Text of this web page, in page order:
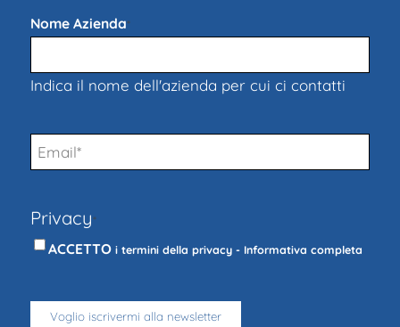
Nome Azienda*
Indica il nome dell'azienda per cui ci contatti
Email
Privacy*
ACCETTO i termini della privacy - Informativa completa